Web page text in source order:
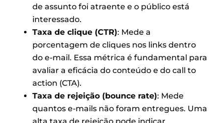
de assunto foi atraente e o público está
interessado.
Taxa de clique (CTR): Mede a
porcentagem de cliques nos links dentro
do e-mail. Essa métrica é fundamental para
avaliar a eficácia do conteúdo e do call to
action (CTA).
Taxa de rejeição (bounce rate): Mede
quantos e-mails não foram entregues. Uma